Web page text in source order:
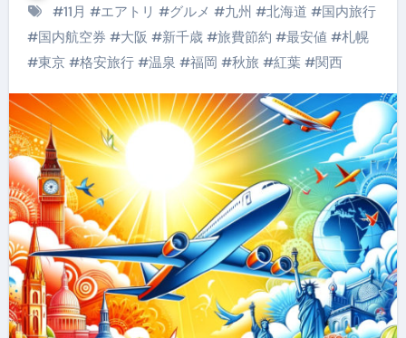
#11月 #エアトリ #グルメ #九州 #北海道 #国内旅行
#国内航空券 #大阪 #新千歳#旅費節約 #最安値#札幌
#東京#格安旅行#温泉 #福岡 #秋旅 #紅葉#関西